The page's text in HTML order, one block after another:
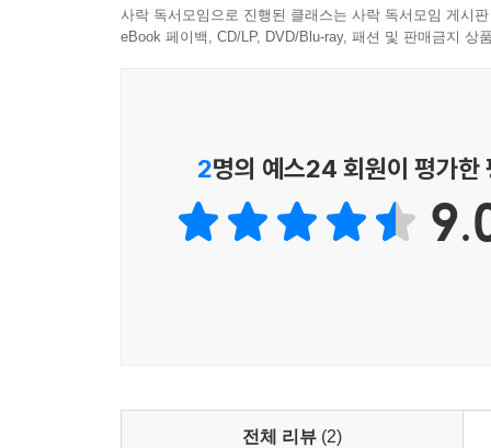
이 책은 저자가 대학에서 강의한 창작론을 정리
수 있도록 구성되어 있다. 5분 동안 200자 분량의
4강에서는 무라카미 류의 소설을 도작함으로써
바나나의 소설을 통해 동서고금 옛날이야기의
6강에서는 쓰게 요시하루의 만화 「심심한 방」
사람은 왜 이야기를 쓰려고 하는 걸까. 인간은 ‘
자기표현의 한 방법이다. 따라서 이야기는 결국 ‘자
사락 독서모임으로 진행된 클래스는 사락 독서모임 게시
eBook 페이백, CD/LP, DVD/Blu-ray, 패션 및 판매금지 상
2명의 예스24 회원이 평가한
전체 리뷰 (2)